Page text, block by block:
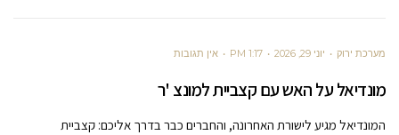
מערכת ירוק יוני 29, 2026 1:17 PM אין תגובות
מונדיאל על האש עם קצביית למונצ 'ר
המונדיאל מגיע לישורת האחרונה, והחברים כבר בדרך אליכם: קצביית